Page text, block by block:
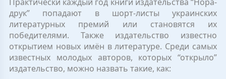
друк” попадают в шорт-листы украинских
литературных премий или становятся их
победителями. Также издательство известно
открытием новых имён в литературе. Среди самых
известных молодых авторов, которых “открыло”
издательство, можно назвать такие, как: